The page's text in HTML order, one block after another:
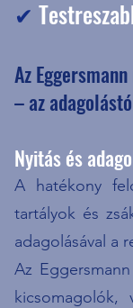
✔
Az
– az
Nyitás és
A hatékony
tartályok és
adagolásával a
Az